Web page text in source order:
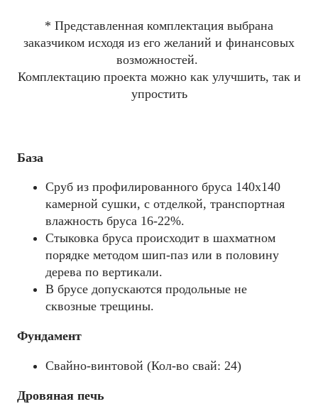
* Представленная комплектация выбрана
заказчиком исходя из его желаний и финансовых
возможностей.
Комплектацию проекта можно как улучшить, так и
упростить
База
Сруб из профилированного бруса 140x140
камерной сушки, с отделкой, транспортная
влажность бруса 16-22%.
Стыковка бруса происходит в шахматном
порядке методом шип-паз или в половину
дерева по вертикали.
В брусе допускаются продольные не
сквозные трещины.
Фундамент
Свайно-винтовой (Кол-во свай: 24)
Дровяная печь